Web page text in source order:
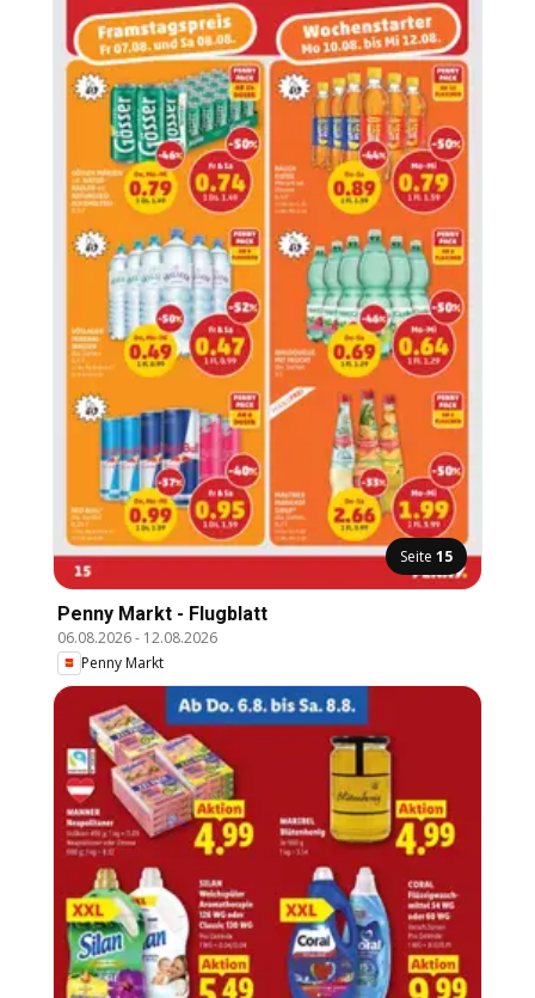
Seite 15
Penny Markt - Flugblatt
06.08.2026- 12.08.2026
Penny Markt